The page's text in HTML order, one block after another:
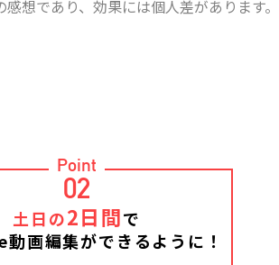
想であり、効果には個人差があります。
Point
02
土日の2日間で
画編集ができるように！